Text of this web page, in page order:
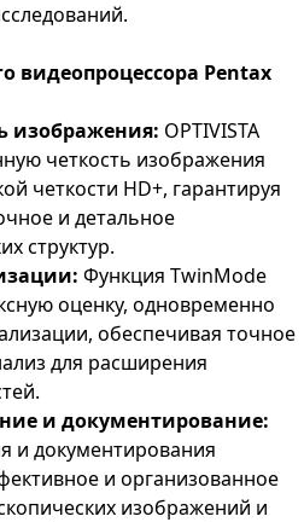
видеопроцессора Pentax
изображения: OPTIVISTA
четкость изображения
четкости HD+, гарантируя
и детальное
структур.
Функция TwinMode
оценку, одновременно
обеспечивая точное
для расширения
и документирование:
и документирования
и организованное
изображений и